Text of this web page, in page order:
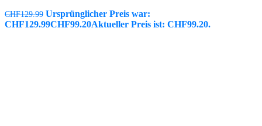
CHF129.99 Ursprünglicher Preis war:
CHF129.99CHF99.20Aktueller Preis ist: CHF99.20.